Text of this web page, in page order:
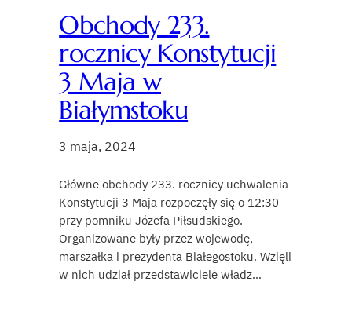
Obchody 233.
rocznicy Konstytucji
3 Maja w
Białymstoku
3 maja, 2024
Główne obchody 233. rocznicy uchwalenia
Konstytucji 3 Maja rozpoczęły się o 12:30
przy pomniku Józefa Piłsudskiego.
Organizowane były przez wojewodę,
marszałka i prezydenta Białegostoku. Wzięli
w nich udział przedstawiciele władz…